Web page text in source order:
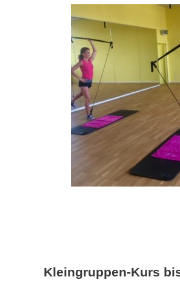
Kleingruppen-Kurs